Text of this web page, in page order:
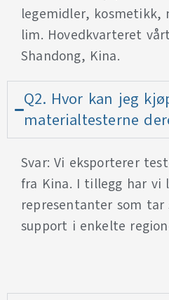
legemidler, kosmetikk,
lim. Hovedkvarteret
Shandong, Kina.
Q2. Hvor kan jeg
materialtesterne
Svar: Vi eksporterer
fra Kina. I tillegg har vi
representanter som tar
support i enkelte